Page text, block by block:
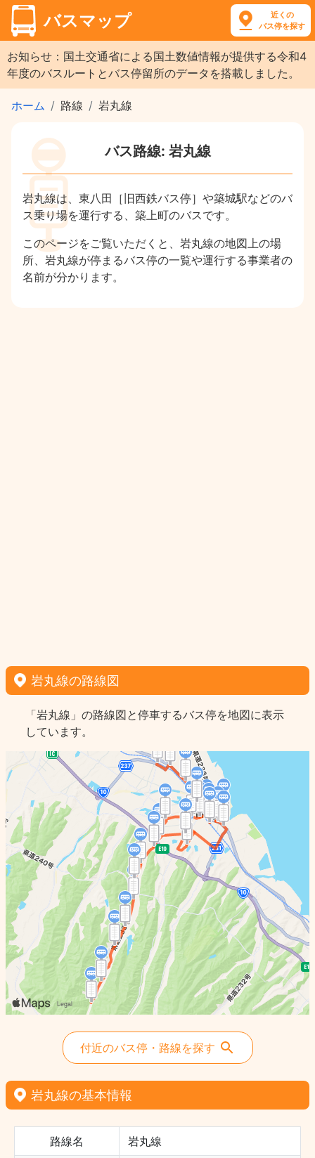
バスマップ
近くの
バス停を探す
お知らせ：国土交通省による国土数値情報が提供する令和4
年度のバスルートとバス停留所のデータを搭載しました。
ホーム 路線 岩丸線
バス路線: 岩丸線
岩丸線は、東八田［旧西鉄バス停］や築城駅などのバ
ス乗り場を運行する、築上町のバスです。
このページをご覧いただくと、岩丸線の地図上の場
所、岩丸線が停まるバス停の一覧や運行する事業者の
名前が分かります。
岩丸線の路線図
「岩丸線」の路線図と停車するバス停を地図に表示
しています。
付近のバス停・路線を探す
岩丸線の基本情報
路線名 岩丸線